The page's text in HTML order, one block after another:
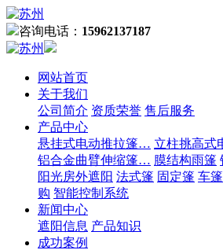
咨询电话： 15962137187
网站首页
关于我们
公司简介 资质荣誉 售后服务
产品中心
悬挂式电动推拉篷… 立柱挑高式
铝合金曲臂伸缩篷… 膜结构雨篷
阳光房外遮阳 法式篷 固定篷 车篷
购 智能控制系统
新闻中心
遮阳信息 产品知识
成功案例